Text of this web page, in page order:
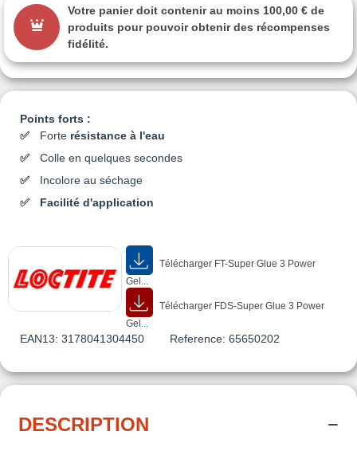
Points forts :
Forte résistance à l'eau
Colle en quelques secondes
Incolore au séchage
Facilité d'application
Télécharger FT-Super Glue 3 Power
Gel...
Télécharger FDS-Super Glue 3 Power
Gel...
EAN13: 3178041304450 Reference: 65650202
Votre panier doit contenir au moins 100,00 € de
produits pour pouvoir obtenir des récompenses
fidélité.
DESCRIPTION